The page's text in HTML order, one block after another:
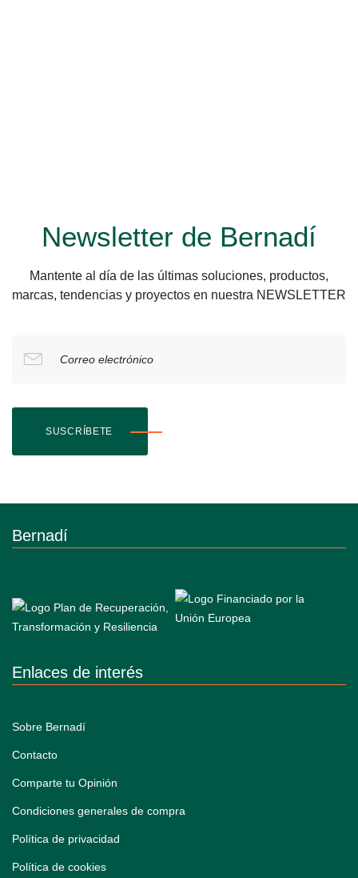
Newsletter de Bernadí
Mantente al día de las últimas soluciones, productos,
marcas, tendencias y proyectos en nuestra NEWSLETTER
Correo electrónico
SUSCRÍBETE
Bernadí
Enlaces de interés
Sobre Bernadí
Contacto
Comparte tu Opinión
Condiciones generales de compra
Política de privacidad
Política de cookies